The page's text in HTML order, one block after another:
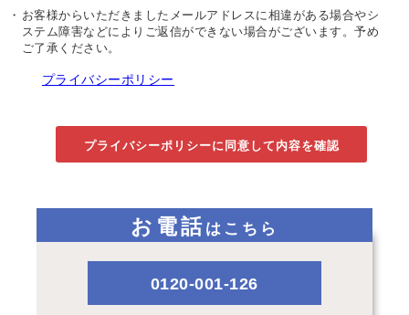
お客様からいただきましたメールアドレスに相違がある場合やシ
ステム障害などによりご返信ができない場合がございます。予め
ご了承ください。
プライバシーポリシー
お電話 はこちら
0120-001-126